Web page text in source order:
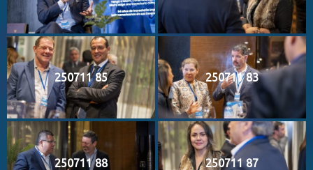
250711 85 250711 83
250711 88 250711 87